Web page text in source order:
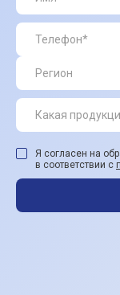
Я согласен на
в соответствии с